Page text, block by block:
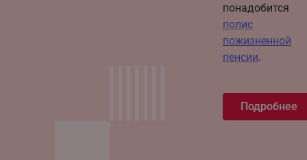
понадобится
полис
пожизненной
пенсии.
Подробнее